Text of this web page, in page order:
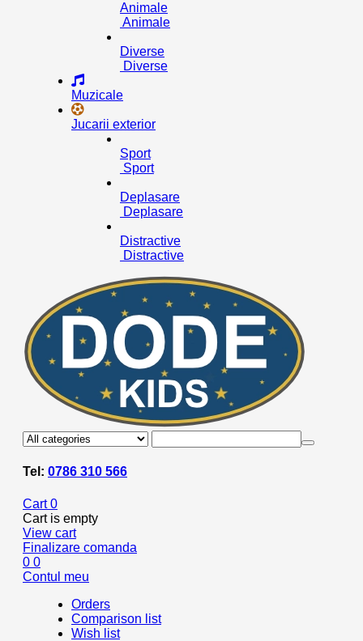
Animale
Animale
Diverse
Diverse
Muzicale
Jucarii exterior
Sport
Sport
Deplasare
Deplasare
Distractive
Distractive
Tel: 0786 310 566
Cart 0
Cart is empty
View cart
Finalizare comanda
0 0
Contul meu
Orders
Comparison list
Wish list